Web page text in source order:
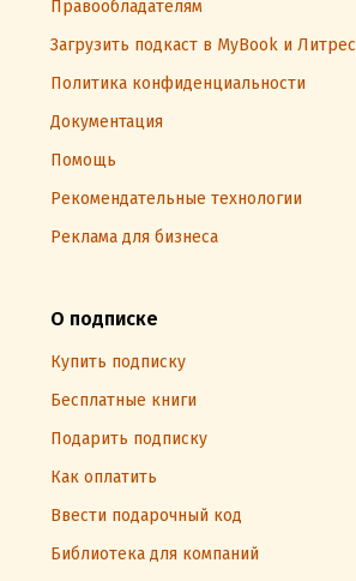
Правообладателям
Загрузить подкаст в MyBook и Литрес
Политика конфиденциальности
Документация
Помощь
Рекомендательные технологии
Реклама для бизнеса
О подписке
Купить подписку
Бесплатные книги
Подарить подписку
Как оплатить
Ввести подарочный код
Библиотека для компаний